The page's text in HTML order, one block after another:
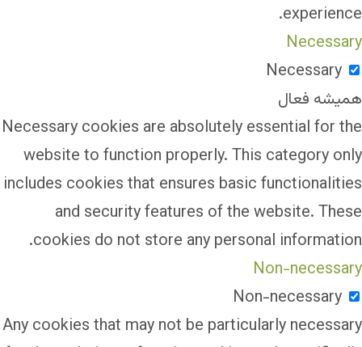
experience.
Necessary
Necessary
همیشه فعال
Necessary cookies are absolutely essential for the
website to function properly. This category only
includes cookies that ensures basic functionalities
and security features of the website. These
cookies do not store any personal information.
Non-necessary
Non-necessary
Any cookies that may not be particularly necessary